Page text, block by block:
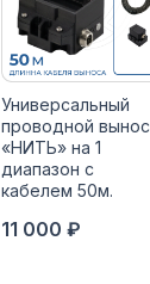
Универсальный
проводной вынос
«НИТЬ» на 1
диапазон с
кабелем 50м.
11 000 ₽